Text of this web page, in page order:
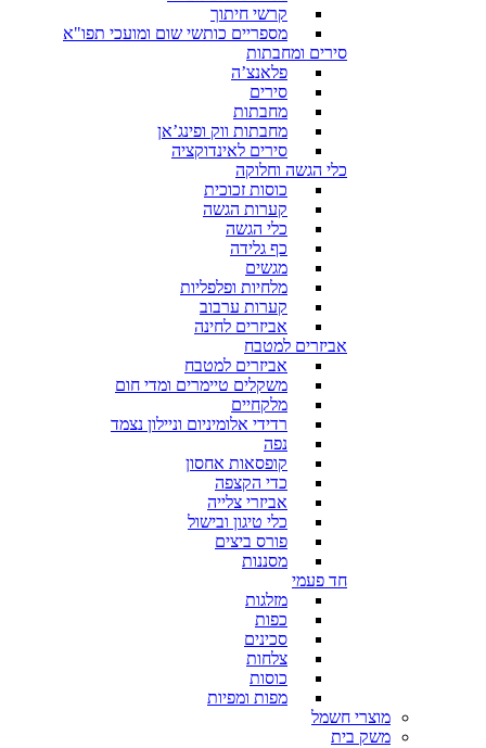
קרשי חיתוך
מספריים כותשי שום ומועכי תפו"א
סירים ומחבתות
פלאנצ’ה
סירים
מחבתות
מחבתות ווק ופינג’אן
סירים לאינדוקציה
כלי הגשה וחלוקה
כוסות זכוכית
קערות הגשה
כלי הגשה
כף גלידה
מגשים
מלחיות ופלפליות
קערות ערבוב
אביזרים לחינה
אביזרים למטבח
אביזרים למטבח
משקלים טיימרים ומדי חום
מלקחיים
רדידי אלומיניום וניילון נצמד
נפה
קופסאות אחסון
כדי הקצפה
אביזרי צלייה
כלי טיגון ובישול
פורס ביצים
מסננות
חד פעמי
מזלגות
כפות
סכינים
צלחות
כוסות
מפות ומפיות
מוצרי חשמל
משק בית